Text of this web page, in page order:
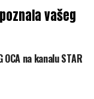
vašeg
OCA na kanalu STAR